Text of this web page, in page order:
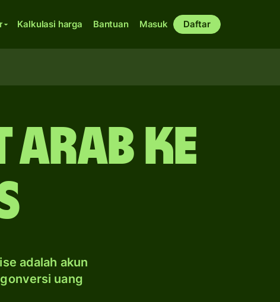
Kalkulasi harga Bantuan Masuk Daftar
Arab ke
adalah akun
uang